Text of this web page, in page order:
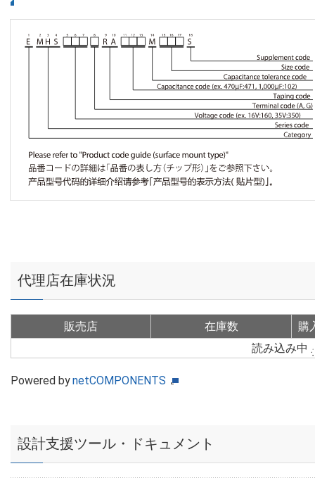
代理店在庫状況
販売店 在庫数
購
読み込み中
Powered bynetCOMPONENTS
設計支援ツール・ドキュメント